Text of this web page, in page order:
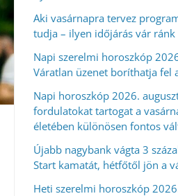
Aki vasárnapra tervez
tudja – ilyen időjárás vár ránk
Napi szerelmi horoszkóp
Váratlan üzenet boríthatja fel
Napi horoszkóp 2026.
fordulatokat tartogat a
életében különösen fontos
Újabb nagybank vágta 3
Start kamatát, hétfőtől jön a
Heti szerelmi horoszkóp